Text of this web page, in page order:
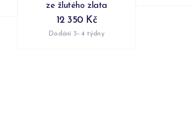
ze žlutého zlata
12 350 Kč
Dodání 3–4 týdny